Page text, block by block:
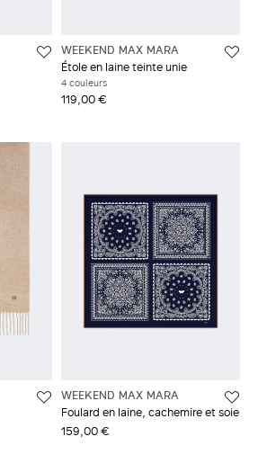
WEEKEND MAX MARA
Étole en laine teinte unie
4 couleurs
119,00 €
WEEKEND MAX MARA
Foulard en laine, cachemire et soie
159,00 €